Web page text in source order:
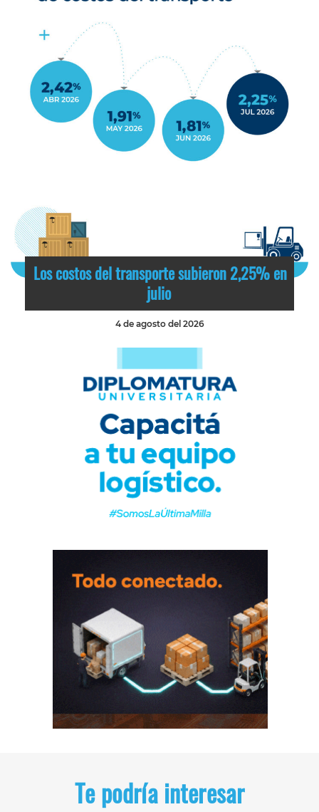
Los costos del transporte subieron 2,25% en
julio
4 de agosto del 2026
Te podría interesar